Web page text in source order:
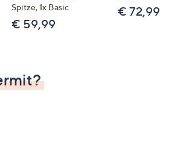
Spitze, 1x Basic
€ 59,99
€ 72,99